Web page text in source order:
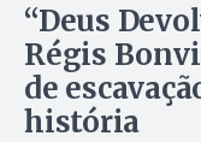
“Deus
Régis
de
história